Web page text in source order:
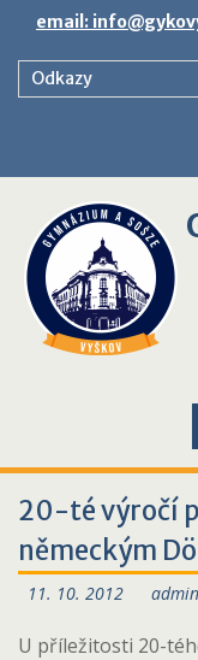
content
email:
Odkazy
20-té výročí
německým
11. 10. 2012 admin
U příležitosti 20-